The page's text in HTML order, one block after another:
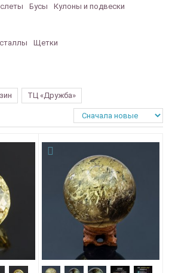
Бусы
Кулоны и подвески
Щетки
ТЦ «Дружба»